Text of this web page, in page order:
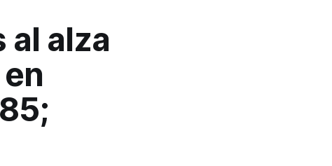
al alza